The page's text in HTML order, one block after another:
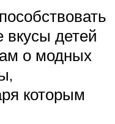
вкусы детей
о модных
которым